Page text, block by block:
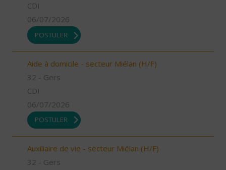
CDI
06/07/2026
POSTULER
Aide à domicile - secteur Miélan (H/F)
32 - Gers
CDI
06/07/2026
POSTULER
Auxiliaire de vie - secteur Miélan (H/F)
32 - Gers